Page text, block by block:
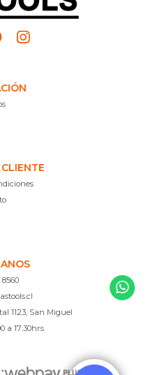
1123, San Miguel
a 17:30hrs